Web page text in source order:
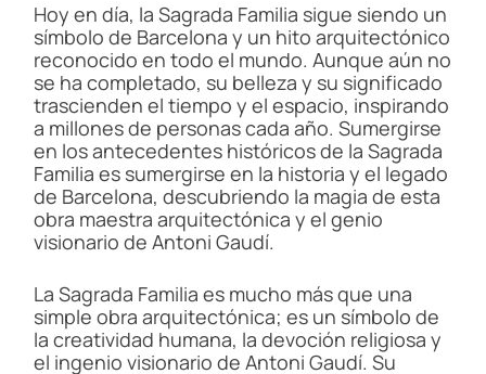
Hoy en día, la Sagrada Familia sigue siendo un
símbolo de Barcelona y un hito arquitectónico
reconocido en todo el mundo. Aunque aún no
se ha completado, su belleza y su significado
trascienden el tiempo y el espacio, inspirando
a millones de personas cada año. Sumergirse
en los antecedentes históricos de la Sagrada
Familia es sumergirse en la historia y el legado
de Barcelona, ​​descubriendo la magia de esta
obra maestra arquitectónica y el genio
visionario de Antoni Gaudí.
La Sagrada Familia es mucho más que una
simple obra arquitectónica; es un símbolo de
la creatividad humana, la devoción religiosa y
el ingenio visionario de Antoni Gaudí. Su